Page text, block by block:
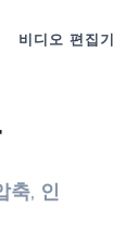
비디오 편집기
축, 인